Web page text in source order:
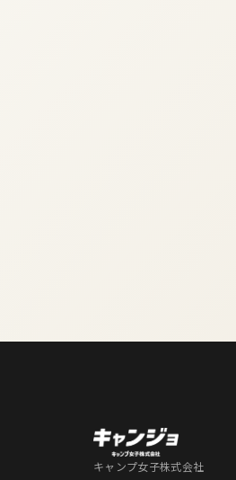
キャンプ女子株式会社